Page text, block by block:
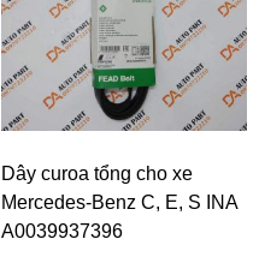
Dây curoa tổng cho xe
Mercedes-Benz C, E, S INA
A0039937396